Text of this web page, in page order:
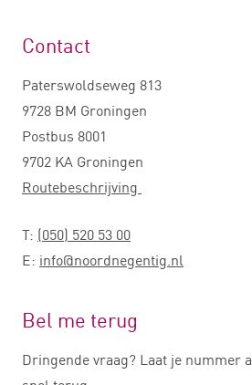
Contact
Paterswoldseweg 813
9728 BM Groningen
Postbus 8001
9702 KA Groningen
Routebeschrijving
T: (050) 520 53 00
E: info@noordnegentig.nl
Bel me terug
Dringende vraag? Laat je nummer